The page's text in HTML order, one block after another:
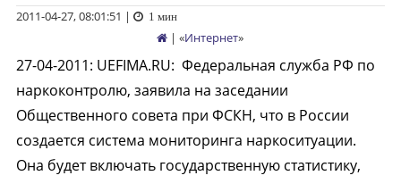
2011-04-27, 08:01:51 | 1 мин
| «Интернет»
27-04-2011: UEFIMA.RU: Федеральная служба РФ по
наркоконтролю, заявила на заседании
Общественного совета при ФСКН, что в России
создается система мониторинга наркоситуации.
Она будет включать государственную статистику,